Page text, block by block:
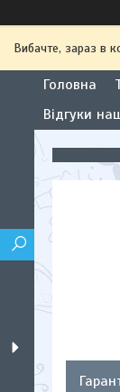
Вибачте, зараз
Головна
Відгуки